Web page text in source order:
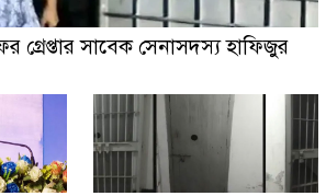
গ্রেপ্তার সাবেক সেনাসদস্য হাফিজুর